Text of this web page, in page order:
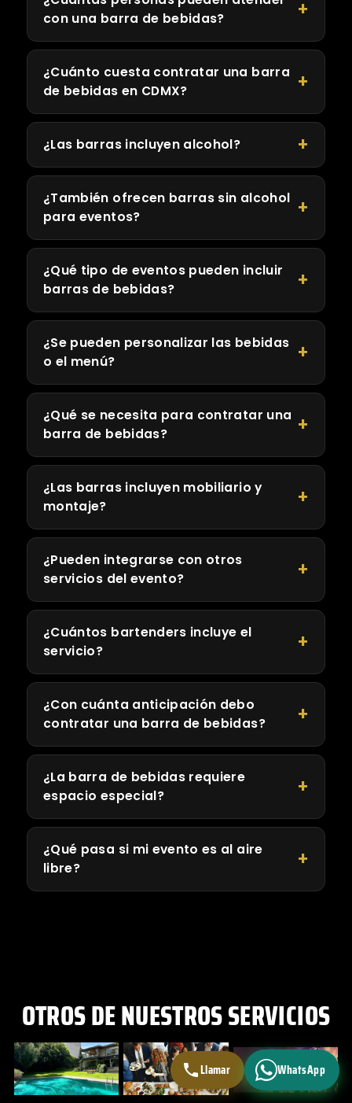
con una barra de bebidas?
¿Cuánto cuesta contratar una barra
de bebidas en CDMX?
¿Las barras incluyen alcohol?
¿También ofrecen barras sin alcohol
para eventos?
¿Qué tipo de eventos pueden incluir
barras de bebidas?
¿Se pueden personalizar las bebidas
o el menú?
¿Qué se necesita para contratar una
barra de bebidas?
¿Las barras incluyen mobiliario y
montaje?
¿Pueden integrarse con otros
servicios del evento?
¿Cuántos bartenders incluye el
servicio?
¿Con cuánta anticipación debo
contratar una barra de bebidas?
¿La barra de bebidas requiere
espacio especial?
¿Qué pasa si mi evento es al aire
libre?
OTROS DE NUESTROS SERVICIOS
Llamar WhatsApp